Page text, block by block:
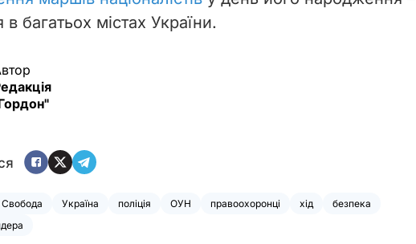
в багатьох містах України.
Україна поліція ОУН правоохоронці хід
безпека